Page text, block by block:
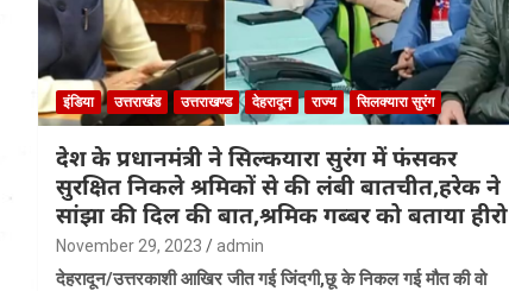
इंडिया उत्तराखंड उत्तराखण्ड देहरादून राज्य सिलक्यारा सुरंग
देश के प्रधानमंत्री ने सिल्कयारा सुरंग में फंसकर
सुरक्षित निकले श्रमिकों से की लंबी बातचीत,हरेक ने
सांझा की दिल की बात,श्रमिक गब्बर को बताया हीरो
November 29, 2023 admin
देहरादून/उत्तरकाशी आखिर जीत गई जिंदगी,छू के निकल गई मौत की वो